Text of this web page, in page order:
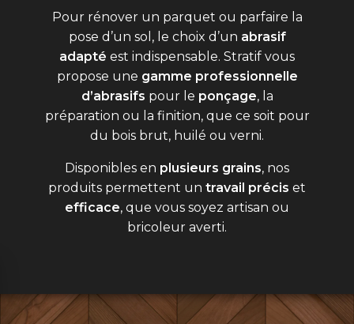
Pour rénover un parquet ou parfaire la
pose d’un sol, le choix d’un abrasif
adapté est indispensable. Stratif vous
propose une gamme professionnelle
d’abrasifs pour le ponçage, la
préparation ou la finition, que ce soit pour
du bois brut, huilé ou verni.
Disponibles en plusieurs grains, nos
produits permettent un travail précis et
efficace, que vous soyez artisan ou
bricoleur averti.